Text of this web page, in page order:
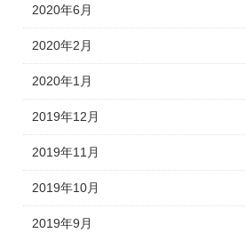
2020年6月
2020年2月
2020年1月
2019年12月
2019年11月
2019年10月
2019年9月